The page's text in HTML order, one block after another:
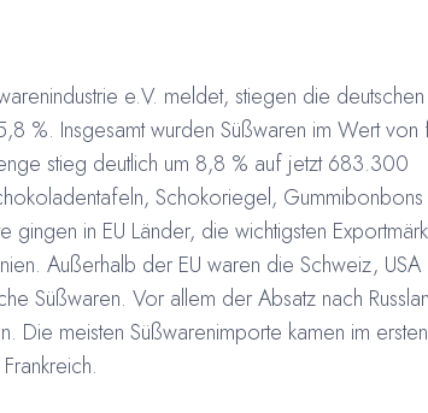
e.V. meldet, stiegen die deutschen
%. Insgesamt wurden Süßwaren im Wert von
stieg deutlich um 8,8 % auf jetzt 683.300
Schokoriegel, Gummibonbons
in EU Länder, die wichtigsten
Außerhalb der EU waren die Schweiz, USA
Süßwaren. Vor allem der Absatz nach
Die meisten Süßwarenimporte kamen im ersten